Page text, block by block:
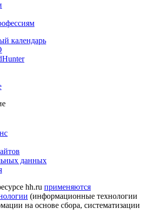
календарь
данных
hh.ru применяются
(информационные технологии
на основе сбора, систематизации